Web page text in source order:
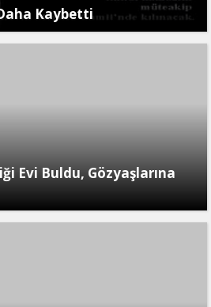
Kaybetti
Evi Buldu, Gözyaşlarına